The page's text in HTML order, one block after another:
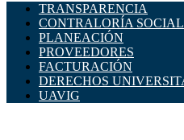
TRANSPARENCIA
CONTRALORÍA SOCIAL
PLANEACIÓN
PROVEEDORES
FACTURACIÓN
DERECHOS
UAVIG